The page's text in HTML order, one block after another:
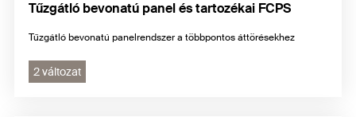
Tűzgátló bevonatú panel és tartozékai FCPS
Tűzgátló bevonatú panelrendszer a többpontos áttörésekhez
2 változat